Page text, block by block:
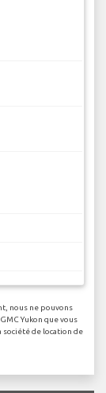
nous ne pouvons
Yukon que vous
société de location de